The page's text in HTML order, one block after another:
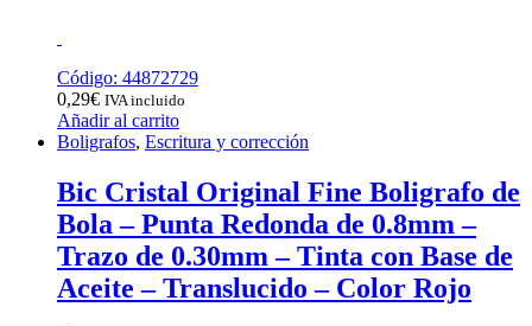
Código: 44872729
0,29€ IVA incluido
Añadir al carrito
Boligrafos, Escritura y corrección
Bic Cristal Original Fine Boligrafo de
Bola – Punta Redonda de 0.8mm –
Trazo de 0.30mm – Tinta con Base de
Aceite – Translucido – Color Rojo